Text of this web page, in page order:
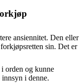
ansiennitet. Den eller
sin. Det er
orden og kunne
i denne.